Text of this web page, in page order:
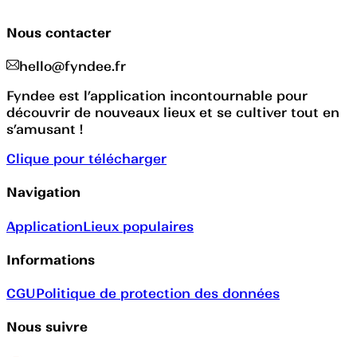
Nous contacter
hello@fyndee.fr
Fyndee est l’application incontournable pour
découvrir de nouveaux lieux et se cultiver tout en
s’amusant !
Clique pour télécharger
Navigation
ApplicationLieux populaires
Informations
CGUPolitique de protection des données
Nous suivre